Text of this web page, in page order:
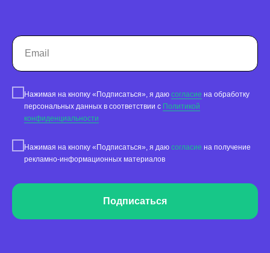
Нажимая на кнопку «Подписаться», я даю согласие на обработку
персональных данных в соответствии с Политикой
конфиденциальности
Нажимая на кнопку «Подписаться», я даю согласие на получение
рекламно-информационных материалов
Подписаться